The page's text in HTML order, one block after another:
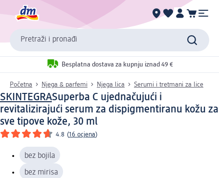
Pretraži i pronađi
Besplatna dostava za kupnju iznad 49 €
Početna Njega & parfemi Njega lica Serumi i tretmani za lice
SKINTEGRASuperba C ujednačujući i
revitalizirajući serum za dispigmentiranu kožu za
sve tipove kože, 30 ml
4.8 (16 ocjena)
bez bojila
bez mirisa